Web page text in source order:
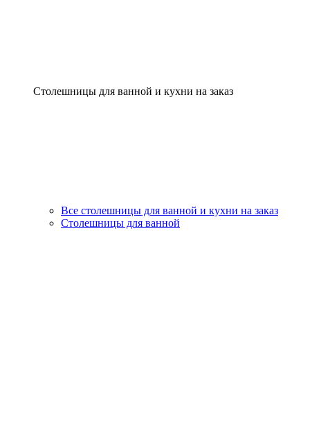
Столешницы для ванной и кухни на заказ
Все столешницы для ванной и кухни на заказ
Столешницы для ванной